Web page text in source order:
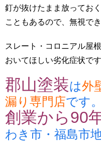
釘が抜けたまま放ってお
こともあるので、無視で
スレート・コロニアル屋
おいてほしい劣化症状です
郡山塗装は外
漏り専門店です。
創業から90
わき市・福島市